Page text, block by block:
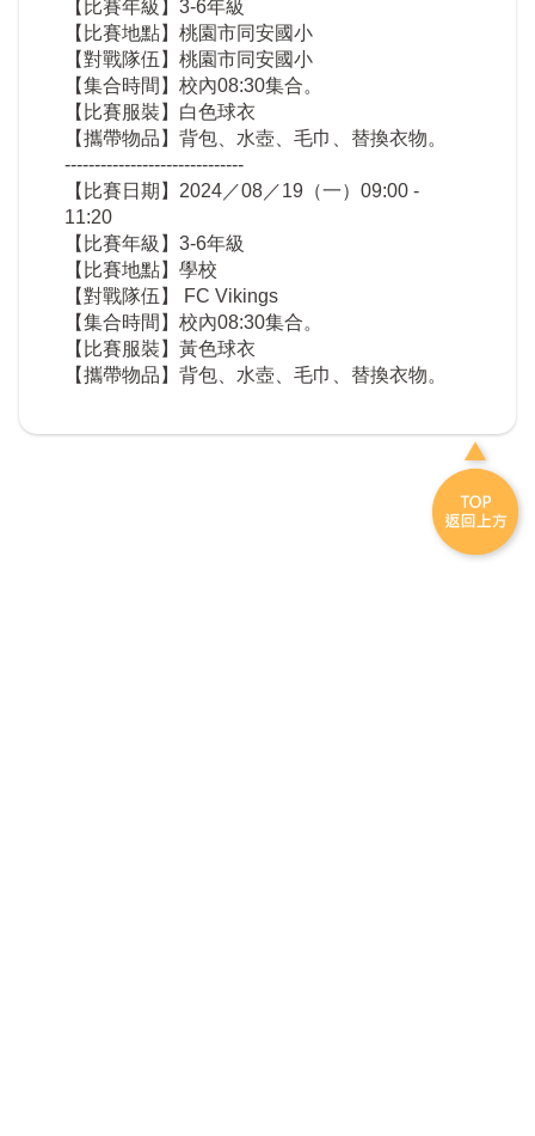
【比賽年級】3-6年級
【比賽地點】桃園市同安國小
【對戰隊伍】桃園市同安國小
【集合時間】校內08:30集合。
【比賽服裝】白色球衣
【攜帶物品】背包、水壺、毛巾、替換衣物。
------------------------------
【比賽日期】2024／08／19（一）09:00 -
11:20
【比賽年級】3-6年級
【比賽地點】學校
【對戰隊伍】 FC Vikings
【集合時間】校內08:30集合。
【比賽服裝】黃色球衣
【攜帶物品】背包、水壺、毛巾、替換衣物。